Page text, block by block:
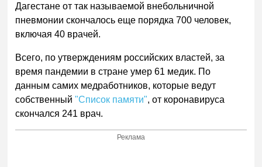
Дагестане от так называемой внебольничной
пневмонии скончалось еще порядка 700 человек,
включая 40 врачей.
Всего, по утверждениям российских властей, за
время пандемии в стране умер 61 медик. По
данным самих медработников, которые ведут
собственный"Список памяти", от коронавируса
скончался 241 врач.
Реклама